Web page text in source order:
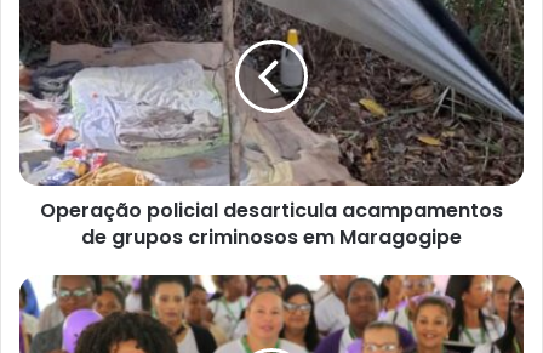
desarticula
acampamentos
de
grupos
criminosos
em
Maragogipe
Operação policial desarticula acampamentos
de grupos criminosos em Maragogipe
Cruz
das
Almas: